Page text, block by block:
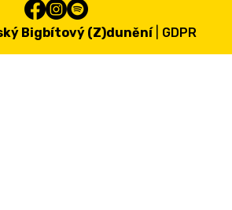
Bigbítový (Z)dunění| GDPR